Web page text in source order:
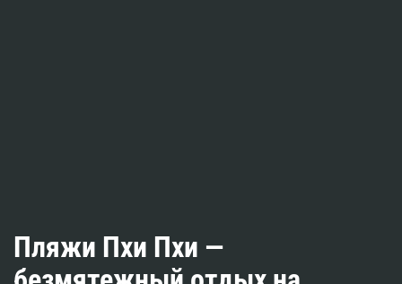
Пляжи Пхи Пхи —